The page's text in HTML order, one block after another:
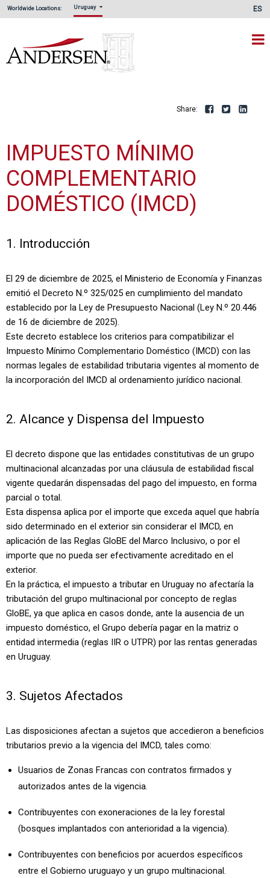
Worldwide Locations: Uruguay ES
Share:
IMPUESTO MÍNIMO
COMPLEMENTARIO
DOMÉSTICO (IMCD)
1. Introducción
El 29 de diciembre de 2025, el Ministerio de Economía y Finanzas
emitió el Decreto N.º 325/025 en cumplimiento del mandato
establecido por la Ley de Presupuesto Nacional (Ley N.º 20.446
de 16 de diciembre de 2025).
Este decreto establece los criterios para compatibilizar el
Impuesto Mínimo Complementario Doméstico (IMCD) con las
normas legales de estabilidad tributaria vigentes al momento de
la incorporación del IMCD al ordenamiento jurídico nacional.
2. Alcance y Dispensa del Impuesto
El decreto dispone que las entidades constitutivas de un grupo
multinacional alcanzadas por una cláusula de estabilidad fiscal
vigente quedarán dispensadas del pago del impuesto, en forma
parcial o total.
Esta dispensa aplica por el importe que exceda aquel que habría
sido determinado en el exterior sin considerar el IMCD, en
aplicación de las Reglas GloBE del Marco Inclusivo, o por el
importe que no pueda ser efectivamente acreditado en el
exterior.
En la práctica, el impuesto a tributar en Uruguay no afectaría la
tributación del grupo multinacional por concepto de reglas
GloBE, ya que aplica en casos donde, ante la ausencia de un
impuesto doméstico, el Grupo debería pagar en la matriz o
entidad intermedia (reglas IIR o UTPR) por las rentas generadas
en Uruguay.
3. Sujetos Afectados
Las disposiciones afectan a sujetos que accedieron a beneficios
tributarios previo a la vigencia del IMCD, tales como:
Usuarios de Zonas Francas con contratos firmados y
autorizados antes de la vigencia.
Contribuyentes con exoneraciones de la ley forestal
(bosques implantados con anterioridad a la vigencia).
Contribuyentes con beneficios por acuerdos específicos
entre el Gobierno uruguayo y un grupo multinacional.